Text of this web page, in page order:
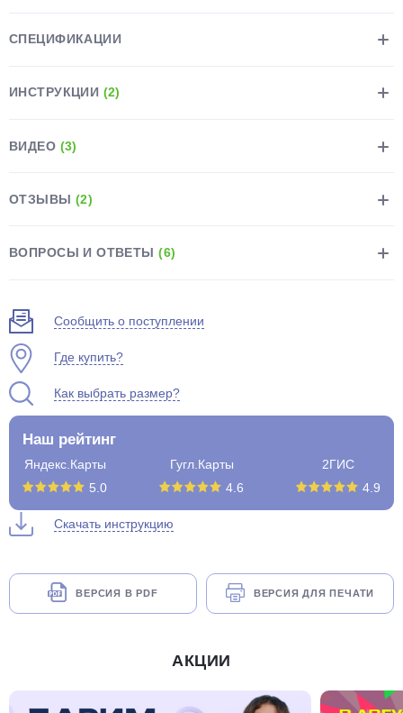
СПЕЦИФИКАЦИИ
ИНСТРУКЦИИ (2)
ВИДЕО (3)
ОТЗЫВЫ (2)
ВОПРОСЫ И ОТВЕТЫ(6)
Сообщить о поступлении
Где купить?
Как выбрать размер?
Наш рейтинг
Яндекс.Карты
5.0
Гугл.Карты
4.6
2ГИС
4.9
Скачать инструкцию
ВЕРСИЯ В PDF ВЕРСИЯ ДЛЯ ПЕЧАТИ
АКЦИИ